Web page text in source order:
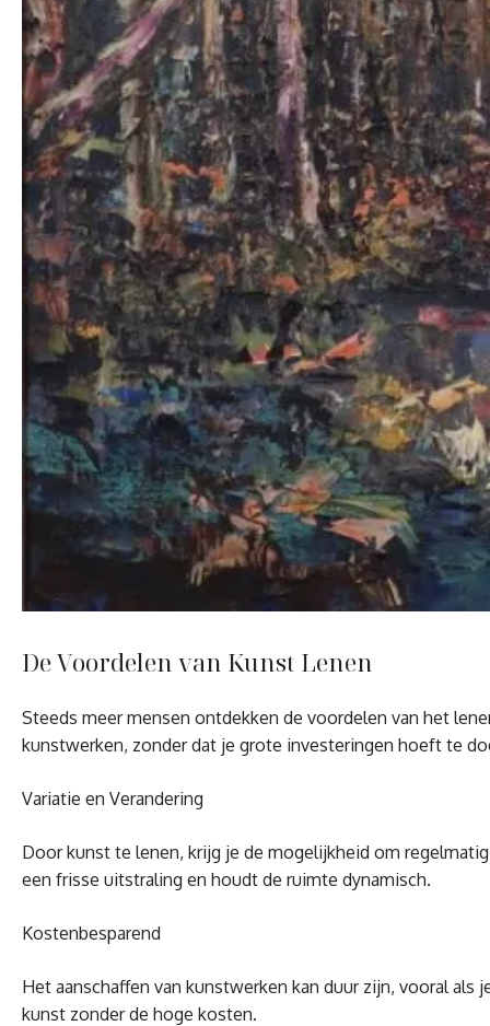
De Voordelen van Kunst Lenen
Steeds meer mensen ontdekken de voordelen van het
kunstwerken, zonder dat je grote investeringen hoeft te
Variatie en Verandering
Door kunst te lenen, krijg je de mogelijkheid om
een frisse uitstraling en houdt de ruimte dynamisch.
Kostenbesparend
Het aanschaffen van kunstwerken kan duur zijn, vooral
kunst zonder de hoge kosten.